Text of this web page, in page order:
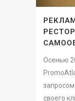
Осенью
своего